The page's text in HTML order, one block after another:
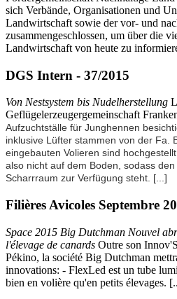
sich Verbände, Organisationen und
Landwirtschaft sowie der vor- und
zusammengeschlossen, um über die
Landwirtschaft von heute zu
DGS Intern - 37/2015
Von Nestsystem bis Nudelherstellung
Geflügelerzeugergemeinschaft
Aufzuchtställe für Junghennen
inklusive Lüfter stammen von der Fa.
eingebauten Volieren sind
also nicht auf dem Boden, sodass
Scharrraum zur Verfügung steht. [...]
Filières Avicoles Septembre
Space 2015 Big Dutchman Nouvel
l'élevage de canards Outre son
Pékino, la société Big Dutchman
innovations: - FlexLed est un tube
bien en volière qu'en petits élevages.